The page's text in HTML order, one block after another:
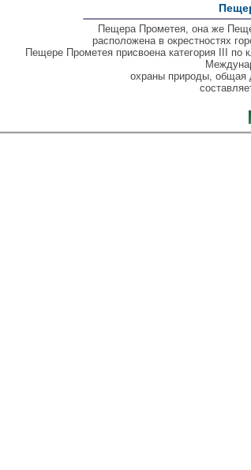
Пещера Прометея, она же
расположена в окрестностях
Пещере Прометея присвоена категория III по
охраны природы, общая